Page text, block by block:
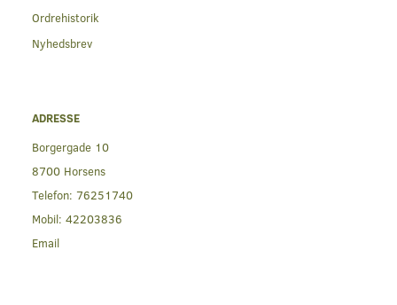
Ordrehistorik
Nyhedsbrev
ADRESSE
Borgergade 10
8700 Horsens
Telefon: 76251740
Mobil: 42203836
Email